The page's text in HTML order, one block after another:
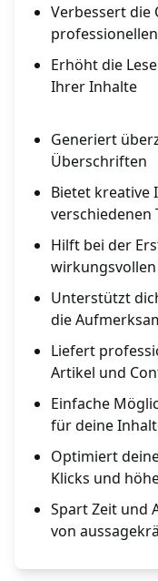
Verbessert
Erhöht die
Ihrer Inhalte
Generiert
Überschriften
Bietet kreative
verschiedenen
Hilft bei der
Unterstützt
die
Liefert
Artikel und
Einfache
für deine
Optimiert
Klicks und
Spart Zeit und
von